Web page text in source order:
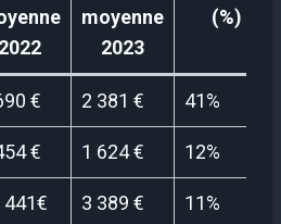
2022
moyenne
2023
(%)
€ 2 381 € 41%
€ 1 624 € 12%
441€ 3 389 € 11%